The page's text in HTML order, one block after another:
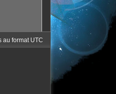
au format UTC